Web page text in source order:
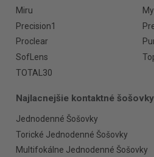
Miru
Precision1
Proclear
SofLens
TOTAL30
Najlacnejšie kontaktné šošovky
Jednodenné Šošovky
Torické Jednodenné Šošovky
Multifokálne Jednodenné Šošovky